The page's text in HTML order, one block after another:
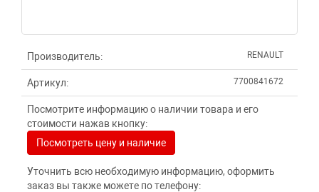
Производитель: RENAULT
Артикул: 7700841672
Посмотрите информацию о наличии товара и его
стоимости нажав кнопку:
Посмотреть цену и наличие
Уточнить всю необходимую информацию, оформить
заказ вы также можете по телефону: